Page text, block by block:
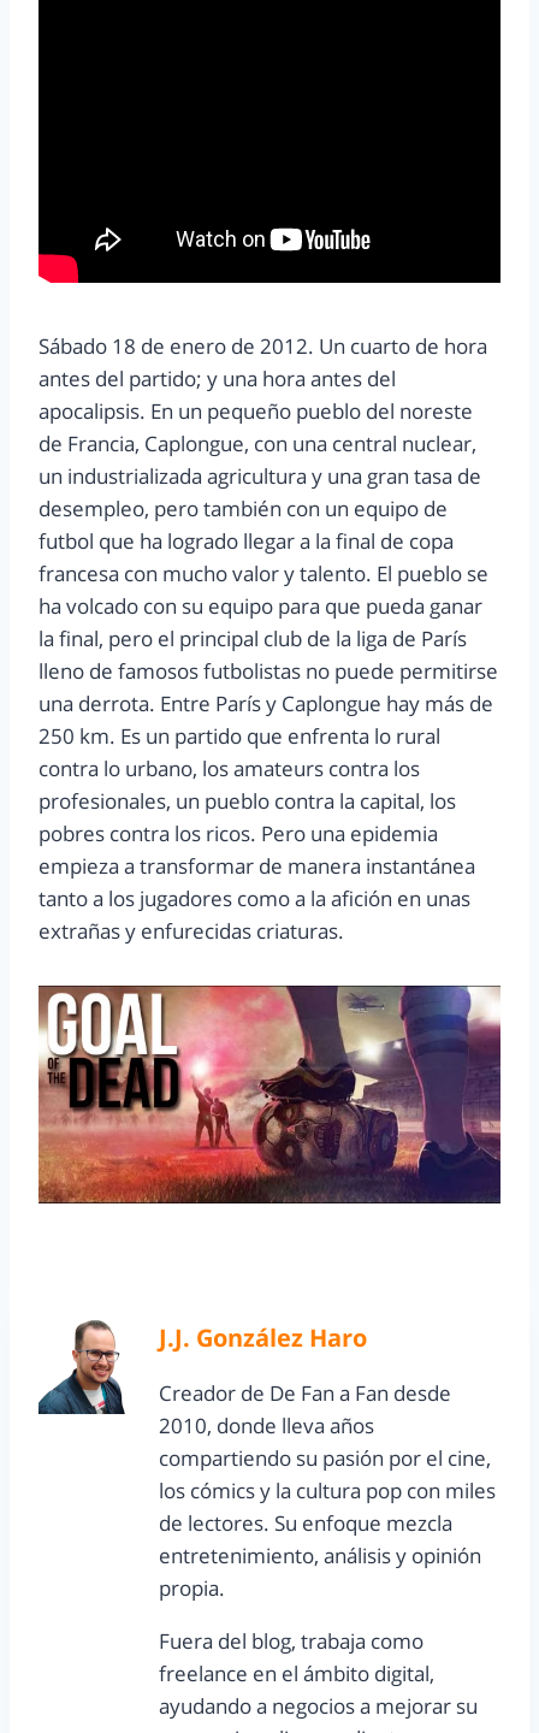
Sábado 18 de enero de 2012. Un cuarto de hora
antes del partido; y una hora antes del
apocalipsis. En un pequeño pueblo del noreste
de Francia, Caplongue, con una central nuclear,
un industrializada agricultura y una gran tasa de
desempleo, pero también con un equipo de
futbol que ha logrado llegar a la final de copa
francesa con mucho valor y talento. El pueblo se
ha volcado con su equipo para que pueda ganar
la final, pero el principal club de la liga de París
lleno de famosos futbolistas no puede permitirse
una derrota. Entre París y Caplongue hay más de
250 km. Es un partido que enfrenta lo rural
contra lo urbano, los amateurs contra los
profesionales, un pueblo contra la capital, los
pobres contra los ricos. Pero una epidemia
empieza a transformar de manera instantánea
tanto a los jugadores como a la afición en unas
extrañas y enfurecidas criaturas.
J.J. González Haro
Creador de De Fan a Fan desde
2010, donde lleva años
compartiendo su pasión por el cine,
los cómics y la cultura pop con miles
de lectores. Su enfoque mezcla
entretenimiento, análisis y opinión
propia.
Fuera del blog, trabaja como
freelance en el ámbito digital,
ayudando a negocios a mejorar su